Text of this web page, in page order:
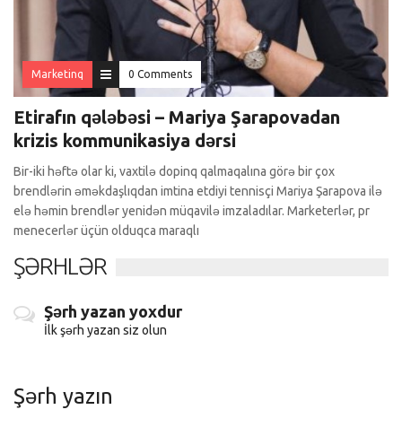
Marketinq 0 Comments
Etirafın qələbəsi – Mariya Şarapovadan
krizis kommunikasiya dərsi
Bir-iki həftə olar ki, vaxtilə dopinq qalmaqalına görə bir çox
brendlərin əməkdaşlıqdan imtina etdiyi tennisçi Mariya Şarapova ilə
elə həmin brendlər yenidən müqavilə imzaladılar. Marketerlər, pr
menecerlər üçün olduqca maraqlı
ŞƏRHLƏR
Şərh yazan yoxdur
İlk şərh yazan siz olun
Şərh yazın